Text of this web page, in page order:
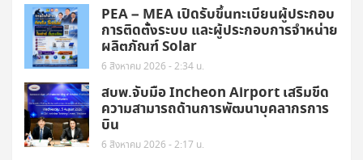
PEA – MEA เปิดรับขึ้นทะเบียนผู้ประกอบ
การติดตั้งระบบ และผู้ประกอบการจำหน่าย
ผลิตภัณฑ์ Solar
6 สิงหาคม 2026 - 2:34 น.
สบพ.จับมือ Incheon Airport เสริมขีด
ความสามารถด้านการพัฒนาบุคลากรการ
บิน
6 สิงหาคม 2026 - 2:17 น.